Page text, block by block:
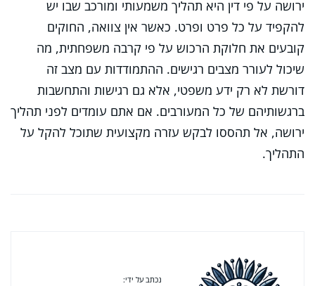
ירושה על פי דין היא תהליך משמעותי ומורכב שבו יש
להקפיד על כל פרט ופרט. כאשר אין צוואה, החוקים
קובעים את חלוקת הרכוש על פי קרבה משפחתית, מה
שיכול לעורר מצבים רגישים. ההתמודדות עם מצב זה
דורשת לא רק ידע משפטי, אלא גם רגישות והתחשבות
ברגשותיהם של כל המעורבים. אם אתם עומדים לפני תהליך
ירושה, אל תהססו לבקש עזרה מקצועית שתוכל להקל על
התהליך.
נכתב על ידי: